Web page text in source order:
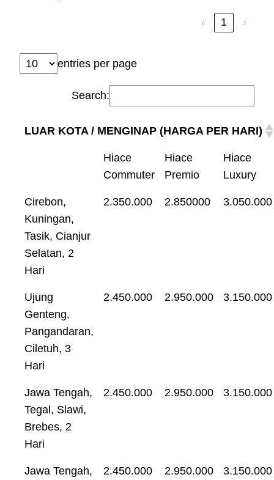
‹ 1 ›
entries per page
Search:
LUAR KOTA / MENGINAP (HARGA PER HARI)
Hiace
Commuter
Hiace
Premio
Hiace
Luxury
Cirebon,
Kuningan,
Tasik, Cianjur
Selatan, 2
Hari
2.350.000 2.850000 3.050.000
Ujung
Genteng,
Pangandaran,
Ciletuh, 3
Hari
2.450.000 2.950.000 3.150.000
Jawa Tengah,
Tegal, Slawi,
Brebes, 2
Hari
2.450.000 2.950.000 3.150.000
Jawa Tengah,
2.450.000 2.950.000 3.150.000